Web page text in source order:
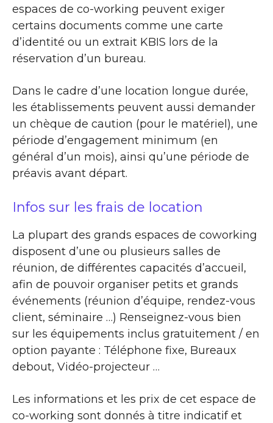
espaces de co-working peuvent exiger
certains documents comme une carte
d’identité ou un extrait KBIS lors de la
réservation d’un bureau.
Dans le cadre d’une location longue durée,
les établissements peuvent aussi demander
un chèque de caution (pour le matériel), une
période d’engagement minimum (en
général d’un mois), ainsi qu’une période de
préavis avant départ.
Infos sur les frais de location
La plupart des grands espaces de coworking
disposent d’une ou plusieurs salles de
réunion, de différentes capacités d’accueil,
afin de pouvoir organiser petits et grands
événements (réunion d’équipe, rendez-vous
client, séminaire …) Renseignez-vous bien
sur les équipements inclus gratuitement / en
option payante : Téléphone fixe, Bureaux
debout, Vidéo-projecteur …
Les informations et les prix de cet espace de
co-working sont donnés à titre indicatif et